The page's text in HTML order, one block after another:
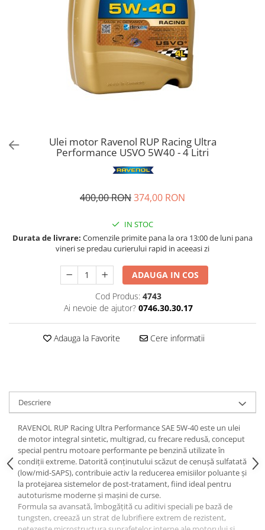
Bord | Plastice Interioare
Parfumuri | Odorizante
CEARA | SEALANT | TRATAMENTE
PROTECTIE | COATING CERAMIC
POLISH | SLEFUIRE | BURETI
Ulei motor Ravenol RUP Racing Ultra
Performance USVO 5W40 - 4 Litri
400,00 RON374,00 RON
IN STOC
Durata de livrare: Comenzile primite pana la ora 13:00 de luni pana
vineri se predau curierului rapid in aceeasi zi
ADAUGA IN COS
Cod Produs: 4743
Ai nevoie de ajutor? 0746.30.30.17
Adauga la Favorite Cere informatii
Descriere
RAVENOL RUP Racing Ultra Performance SAE 5W-40 este un ulei
de motor integral sintetic, multigrad, cu frecare redusă, conceput
special pentru motoare performante pe benzină utilizate în
condiții extreme. Datorită conținutului scăzut de cenușă sulfatată
(low/mid-SAPS), contribuie activ la reducerea emisiilor poluante și
la protejarea sistemelor de post-tratament, fiind ideal pentru
autoturisme moderne și mașini de curse.
Formula sa avansată, îmbogățită cu aditivi speciali pe bază de
tungsten, creează un strat de lubrifiere extrem de rezistent,